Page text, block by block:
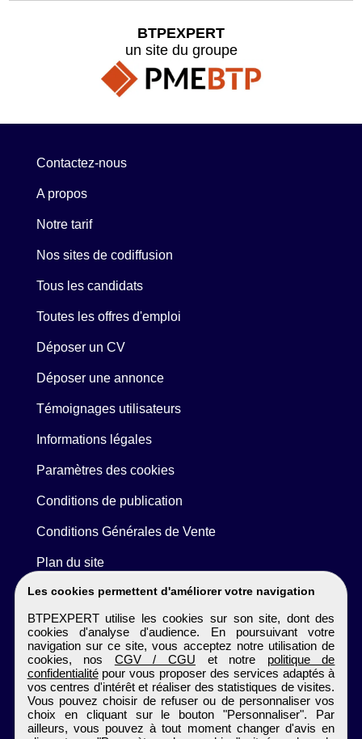
Les cookies permettent d'améliorer votre navigation
BTPEXPERT utilise les cookies sur son site, dont des
cookies d'analyse d'audience. En poursuivant votre
navigation sur ce site, vous acceptez notre utilisation de
cookies, nos CGV / CGU et notre politique de
confidentialitépour vous proposer des services adaptés à
vos centres d'intérêt et réaliser des statistiques de visites.
Vous pouvez choisir de refuser ou de personnaliser vos
choix en cliquant sur le bouton "Personnaliser". Par
ailleurs, vous pouvez à tout moment changer d'avis en
BTPEXPERT
un site du groupe
Contactez-nous
A propos
Notre tarif
Nos sites de codiffusion
Tous les candidats
Toutes les offres d'emploi
Déposer un CV
Déposer une annonce
Témoignages utilisateurs
Informations légales
Paramètres des cookies
Conditions de publication
Conditions Générales de Vente
Plan du site